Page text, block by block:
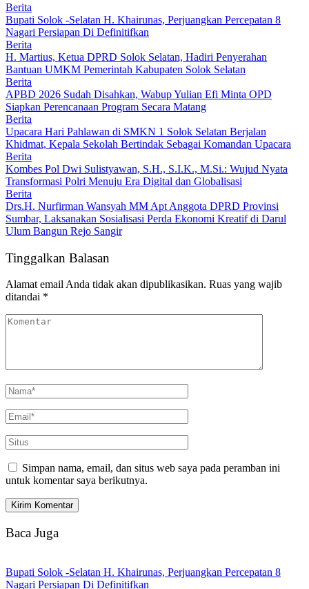
Berita
Bupati Solok -Selatan H. Khairunas, Perjuangkan Percepatan 8
Nagari Persiapan Di Definitifkan
Berita
H. Martius, Ketua DPRD Solok Selatan, Hadiri Penyerahan
Bantuan UMKM Pemerintah Kabupaten Solok Selatan
Berita
APBD 2026 Sudah Disahkan, Wabup Yulian Efi Minta OPD
Siapkan Perencanaan Program Secara Matang
Berita
Upacara Hari Pahlawan di SMKN 1 Solok Selatan Berjalan
Khidmat, Kepala Sekolah Bertindak Sebagai Komandan Upacara
Berita
Kombes Pol Dwi Sulistyawan, S.H., S.I.K., M.Si.: Wujud Nyata
Transformasi Polri Menuju Era Digital dan Globalisasi
Berita
Drs.H. Nurfirman Wansyah MM Apt Anggota DPRD Provinsi
Sumbar, Laksanakan Sosialisasi Perda Ekonomi Kreatif di Darul
Ulum Bangun Rejo Sangir
Tinggalkan Balasan
Alamat email Anda tidak akan dipublikasikan. Ruas yang wajib
ditandai *
Simpan nama, email, dan situs web saya pada peramban ini
untuk komentar saya berikutnya.
Baca Juga
Bupati Solok -Selatan H. Khairunas, Perjuangkan Percepatan 8
Nagari Persiapan Di Definitifkan